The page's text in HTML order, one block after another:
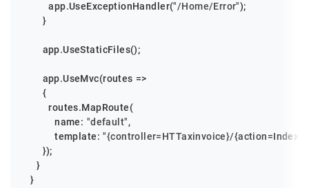
        app.UseExceptionHandler(
"/Home/Error");
      }
      app.UseStaticFiles();
      app.UseMvc(routes =>
      {
        routes.MapRoute(
          name:
"default",
          template:
"{controller=HTTaxinvoice}/{action=Index}"
      });
    }
  }